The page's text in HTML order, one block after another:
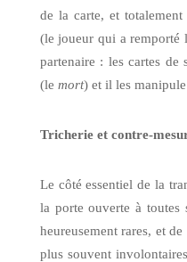
de la carte, et
(le joueur qui a remporté
partenaire : les cartes de
(le mort) et il les
Tricherie et contre-
Le côté essentiel de la
la porte ouverte à toutes
heureusement rares, et
plus souvent